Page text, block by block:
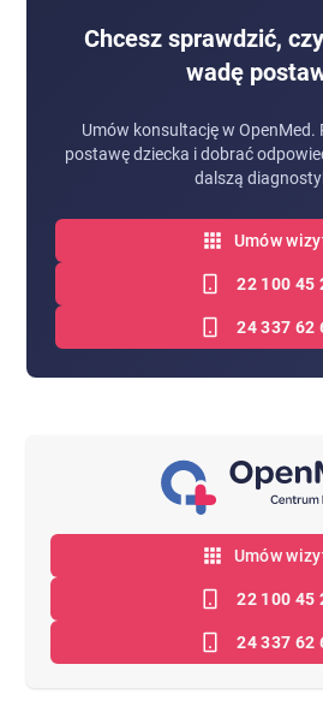
Chcesz sprawdzić,
wadę
Umów konsultację w OpenMed.
postawę dziecka i dobrać
dalszą
Umów
22 100 45
24 337 62
Umów
22 100 45
24 337 62